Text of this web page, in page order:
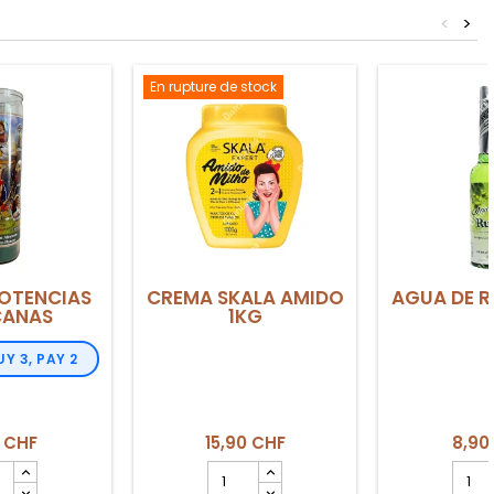
>
<
3, PAY 2
En rupture de stock
CREMA SKALA AMIDO
1KG
15,90 CHF
AGUA DE
8,90